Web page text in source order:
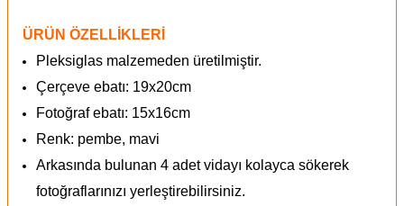
ÜRÜN ÖZELLİKLERİ
Pleksiglas malzemeden üretilmiştir.
Çerçeve ebatı: 19x20cm
Fotoğraf ebatı: 15x16cm
Renk: pembe, mavi
Arkasında bulunan 4 adet vidayı kolayca sökerek
fotoğraflarınızı yerleştirebilirsiniz.